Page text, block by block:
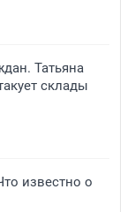
Татьяна
склады
известно о